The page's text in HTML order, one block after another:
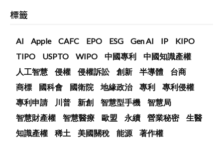
標籤
AI Apple CAFC EPO ESG Gen AI IP
KIPO
TIPO
USPTO WIPO 中國專利
中國知識產權
人工智慧
侵權 侵權訴訟 創新 半導體
台商
商標
國科會 國衛院 地緣政治 專利
專利侵權
專利申請
川普 新創 智慧型手機
智慧局
智慧財產權
智慧醫療 歐盟 永續 營業秘密
生醫
知識產權
稀土 美國關稅 能源
著作權